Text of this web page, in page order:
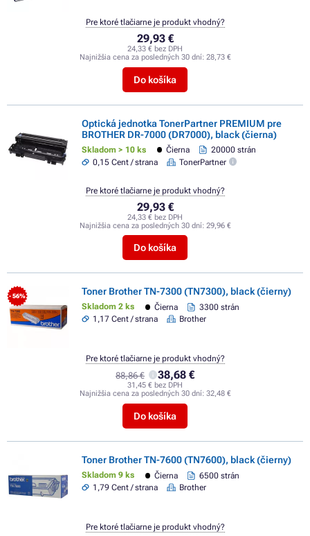
29,93 €
24,33 € bez DPH
Najnižšia cena za posledných 30 dní: 28,73 €
Do košíka
Pre ktoré tlačiarne je produkt vhodný?
Optická jednotka TonerPartner PREMIUM pre
BROTHER DR-7000 (DR7000), black (čierna)
Skladom > 10 ks Čierna
20000 strán
0,15 Cent / strana
TonerPartner
29,93 €
24,33 € bez DPH
Najnižšia cena za posledných 30 dní: 29,96 €
Do košíka
Pre ktoré tlačiarne je produkt vhodný?
- 56% Toner Brother TN-7300 (TN7300), black (čierny)
Skladom 2 ks Čierna
3300 strán
1,17 Cent / strana
Brother
88,86 € 38,68 €
31,45 € bez DPH
Najnižšia cena za posledných 30 dní: 32,48 €
Do košíka
Pre ktoré tlačiarne je produkt vhodný?
Toner Brother TN-7600 (TN7600), black (čierny)
Skladom 9 ks Čierna
6500 strán
1,79 Cent / strana
Brother
Pre ktoré tlačiarne je produkt vhodný?